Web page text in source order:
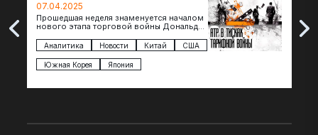
07.04.2025
Прошедшая неделя знаменуется началом
нового этапа торговой войны Дональда
импорта из более 100 стран…
Аналитика Новости Китай США
Южная Корея Япония
The